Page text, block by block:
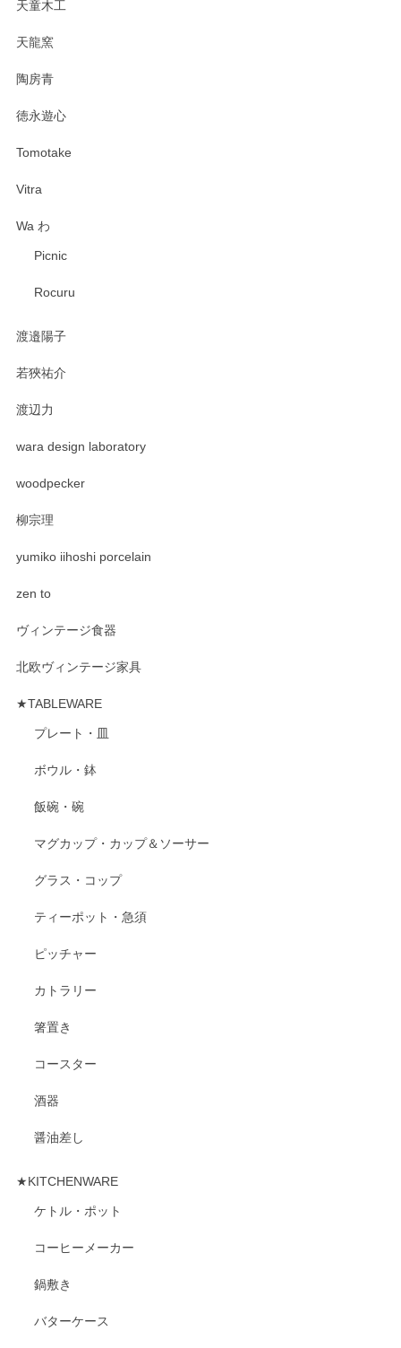
天童木工
天龍窯
陶房青
徳永遊心
Tomotake
Vitra
Wa わ
Picnic
Rocuru
渡邉陽子
若狹祐介
渡辺力
wara design laboratory
woodpecker
柳宗理
yumiko iihoshi porcelain
zen to
ヴィンテージ食器
北欧ヴィンテージ家具
★TABLEWARE
プレート・皿
ボウル・鉢
飯碗・碗
マグカップ・カップ＆ソーサー
グラス・コップ
ティーポット・急須
ピッチャー
カトラリー
箸置き
コースター
酒器
醤油差し
★KITCHENWARE
ケトル・ポット
コーヒーメーカー
鍋敷き
バターケース